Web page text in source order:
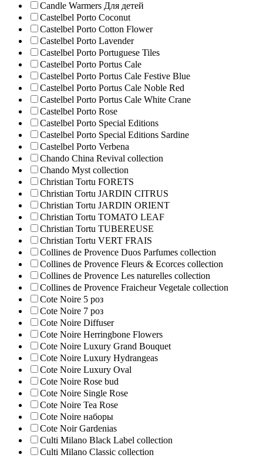
Candle Warmers Для детей
Castelbel Porto Coconut
Castelbel Porto Cotton Flower
Castelbel Porto Lavender
Castelbel Porto Portuguese Tiles
Castelbel Porto Portus Cale
Castelbel Porto Portus Cale Festive Blue
Castelbel Porto Portus Cale Noble Red
Castelbel Porto Portus Cale White Crane
Castelbel Porto Rose
Castelbel Porto Special Editions
Castelbel Porto Special Editions Sardine
Castelbel Porto Verbena
Chando China Revival collection
Chando Myst collection
Christian Tortu FORETS
Christian Tortu JARDIN CITRUS
Christian Tortu JARDIN ORIENT
Christian Tortu TOMATO LEAF
Christian Tortu TUBEREUSE
Christian Tortu VERT FRAIS
Collines de Provence Duos Parfumes collection
Collines de Provence Fleurs & Ecorces collection
Collines de Provence Les naturelles collection
Collines de Рrovencе Fraicheur Vegetale collection
Cote Noire 5 роз
Cote Noire 7 роз
Cote Noire Diffuser
Cote Noire Herringbone Flowers
Cote Noire Luxury Grand Bouquet
Cote Noire Luxury Hydrangeas
Cote Noire Luxury Oval
Cote Noire Rose bud
Cote Noire Single Rose
Cote Noire Tea Rose
Cote Noire наборы
Cote Noir Gardenias
Culti Milano Black Label collection
Culti Milano Classic collection